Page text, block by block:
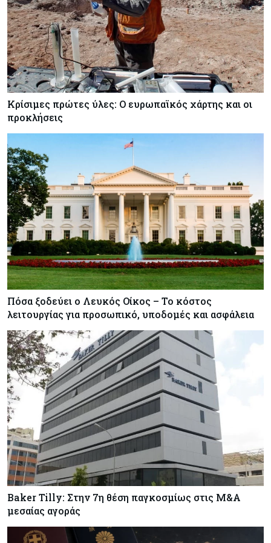
Τσολάκη: Προτεραιότητα η βελτίωση της
καθημερινότητας μέσω οδικών έργων και
συγκοινωνιών
Κρίσιμες πρώτες ύλες: Ο ευρωπαϊκός χάρτης και οι
προκλήσεις
Πόσα ξοδεύει ο Λευκός Οίκος – Το κόστος
λειτουργίας για προσωπικό, υποδομές και ασφάλεια
Baker Tilly: Στην 7η θέση παγκοσμίως στις M&A
μεσαίας αγοράς